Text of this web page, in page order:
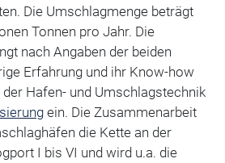
Die Umschlagmenge beträgt
Tonnen pro Jahr. Die
nach Angaben der beiden
Erfahrung und ihr Know-how
Hafen- und Umschlagstechnik
ein. Die Zusammenarbeit
die Kette an der
I bis VI und wird u.a. die